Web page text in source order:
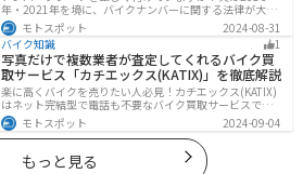
年・2021年を境に、バイクナンバーに関する法律が大き
く変わっています！角度やカバー、ステーなど昔は大丈
夫でも今は違法になるケースが発生します。正しく理解
して、今一度見直してみましょう。合法で使えるアイテ
ムも紹介します。
モトスポット
2024-08-31
バイク知識
1
写真だけで複数業者が査定してくれるバイク買
取サービス「カチエックス(KATIX)」を徹底解説
楽に高くバイクを売りたい人必見！カチエックス(KATIX)
はネット完結型で電話も不要なバイク買取サービスで
す。バイク情報と写真を登録するだけで、複数のバイク
業者がオークション形式で価格を競い合ってくれるの
で、何もせず最高値でバイクを売ることができます。
モトスポット 2024-09-04
もっと見る